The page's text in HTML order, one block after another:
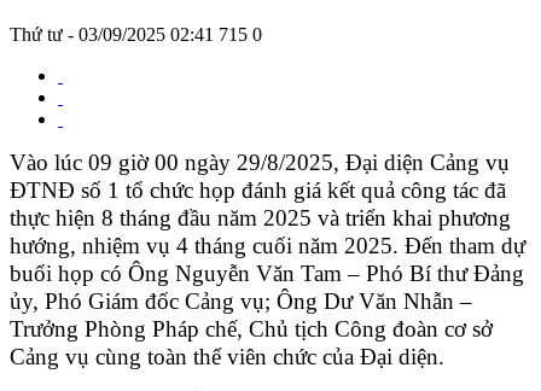
Thứ tư - 03/09/2025 02:41 715 0
Vào lúc 09 giờ 00 ngày 29/8/2025, Đại diện Cảng vụ
ĐTNĐ số 1 tổ chức họp đánh giá kết quả công tác đã
thực hiện 8 tháng đầu năm 2025 và triển khai phương
hướng, nhiệm vụ 4 tháng cuối năm 2025. Đến tham dự
buổi họp có Ông Nguyễn Văn Tam – Phó Bí thư Đảng
ủy, Phó Giám đốc Cảng vụ; Ông Dư Văn Nhẫn –
Trưởng Phòng Pháp chế, Chủ tịch Công đoàn cơ sở
Cảng vụ cùng toàn thể viên chức của Đại diện.